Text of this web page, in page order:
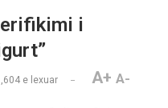
i
e lexuar A+ A-